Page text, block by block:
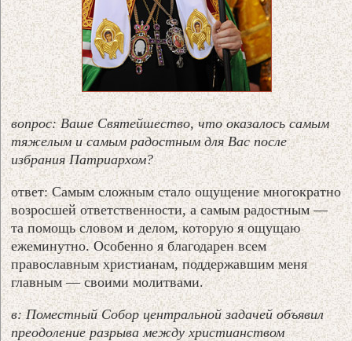
вопрос: Ваше Святейшество, что оказалось самым
тяжелым и самым радостным для Вас после
избрания Патриархом?
ответ: Самым сложным стало ощущение многократно
возросшей ответственности, а самым радостным —
та помощь словом и делом, которую я ощущаю
ежеминутно. Особенно я благодарен всем
православным христианам, поддержавшим меня
главным — своими молитвами.
в: Поместный Собор центральной задачей объявил
преодоление разрыва между христианством